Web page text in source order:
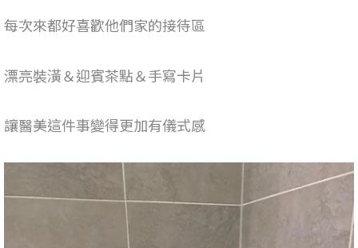
每次來都好喜歡他們家的接待區
漂亮裝潢＆迎賓茶點＆手寫卡片
讓醫美這件事變得更加有儀式感